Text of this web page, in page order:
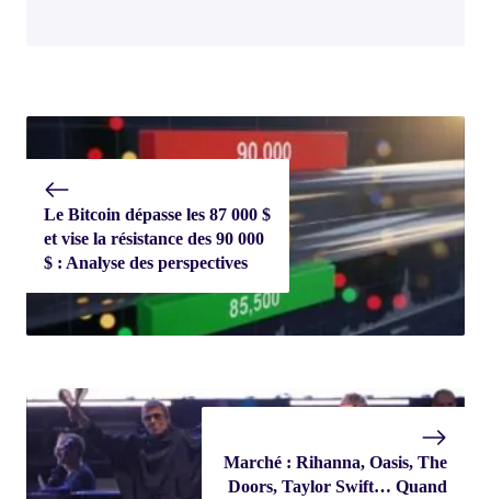
Le Bitcoin dépasse les 87 000 $
et vise la résistance des 90 000
$ : Analyse des perspectives
Marché : Rihanna, Oasis, The
Doors, Taylor Swift… Quand